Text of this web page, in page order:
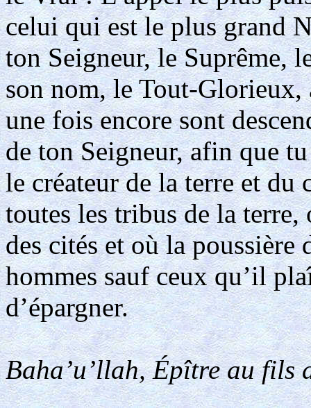
celui qui est le plus grand
ton Seigneur, le Suprême,
son nom, le Tout-
une fois encore sont
de ton Seigneur, afin que
le créateur de la terre et du
toutes les tribus de la terre,
des cités et où la
hommes sauf ceux qu’il
d’épargner.
Baha’u’llah, Épître au fils